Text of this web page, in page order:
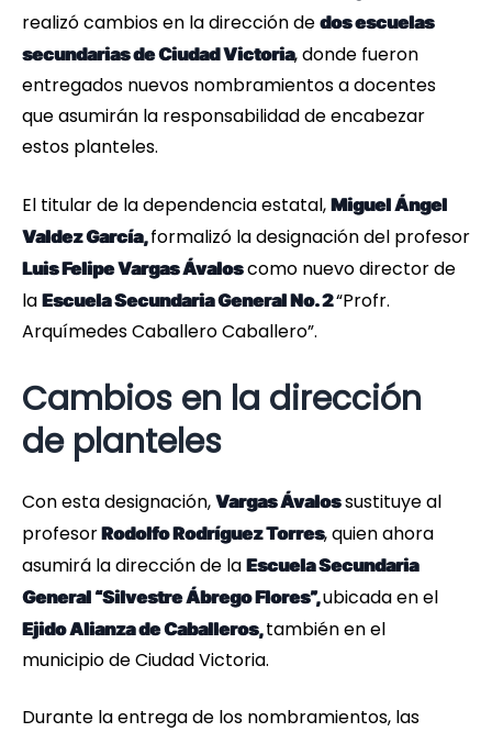
realizó cambios en la dirección de dos escuelas
secundarias de Ciudad Victoria, donde fueron
entregados nuevos nombramientos a docentes
que asumirán la responsabilidad de encabezar
estos planteles.
El titular de la dependencia estatal, Miguel Ángel
Valdez García,formalizó la designación del profesor
Luis Felipe Vargas Ávaloscomo nuevo director de
la Escuela Secundaria General No. 2“Profr.
Arquímedes Caballero Caballero”.
Cambios en la dirección
de planteles
Con esta designación, Vargas Ávalossustituye al
profesorRodolfo Rodríguez Torres, quien ahora
asumirá la dirección de la Escuela Secundaria
General “Silvestre Ábrego Flores”,ubicada en el
Ejido Alianza de Caballeros,también en el
municipio de Ciudad Victoria.
Durante la entrega de los nombramientos, las